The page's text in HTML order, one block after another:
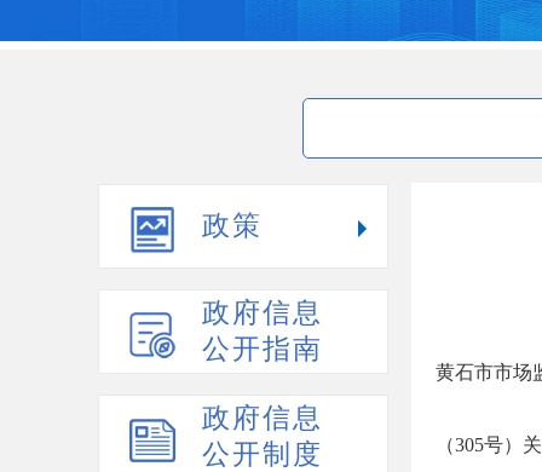
政策
政府信息
公开指南
政府信息
公开制度
黄石市市场
（305号）